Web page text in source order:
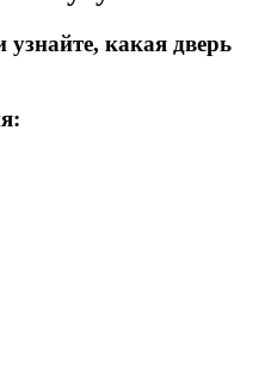
узнайте, какая дверь